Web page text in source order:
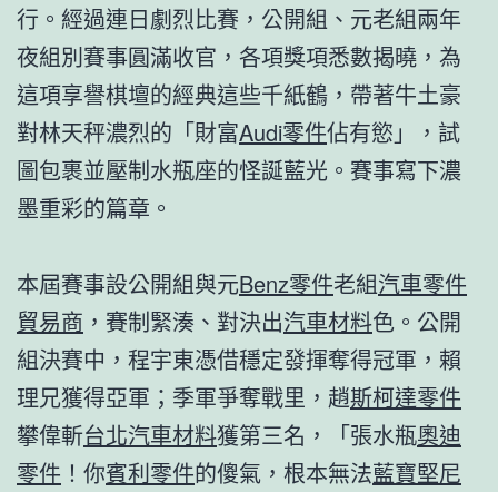
行。經過連日劇烈比賽，公開組、元老組兩年
夜組別賽事圓滿收官，各項獎項悉數揭曉，為
這項享譽棋壇的經典這些千紙鶴，帶著牛土豪
對林天秤濃烈的「財富Audi零件佔有慾」，試
圖包裹並壓制水瓶座的怪誕藍光。賽事寫下濃
墨重彩的篇章。
本屆賽事設公開組與元Benz零件老組汽車零件
貿易商 ，賽制緊湊、對決出汽車材料色。公開
組決賽中，程宇東憑借穩定發揮奪得冠軍，賴
理兄獲得亞軍；季軍爭奪戰里，趙斯柯達零件
攀偉斬台北汽車材料獲第三名，「張水瓶奧迪
零件 ！你賓利零件的傻氣，根本無法藍寶堅尼